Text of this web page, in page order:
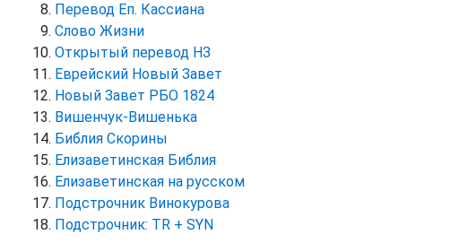
Перевод Еп. Кассиана
Слово Жизни
Открытый перевод НЗ
Еврейский Новый Завет
Новый Завет РБО 1824
Вишенчук-Вишенька
Библия Скорины
Елизаветинская Библия
Елизаветинская на русском
Подстрочник Винокурова
Подстрочник: TR + SYN